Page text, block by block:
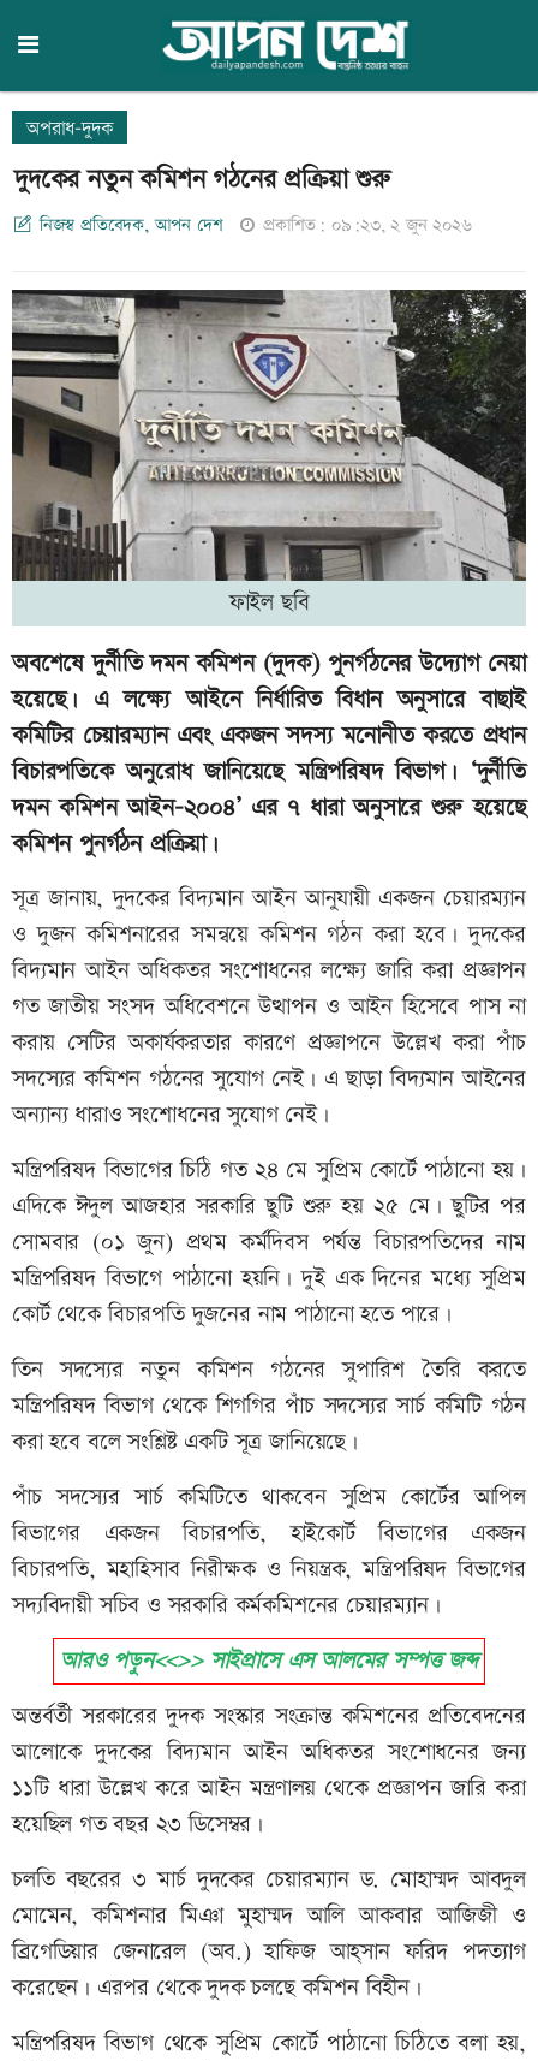
অপরাধ-দুদক
দুদকের নতুন কমিশন গঠনের প্রক্রিয়া শুরু
নিজস্ব প্রতিবেদক, আপন দেশ প্রকাশিত: ০৯:২৩, ২ জুন ২০২৬
ফাইল ছবি
অবশেষে দুর্নীতি দমন কমিশন (দুদক) পুনর্গঠনের উদ্যোগ নেয়া
হয়েছে। এ লক্ষ্যে আইনে নির্ধারিত বিধান অনুসারে বাছাই
কমিটির চেয়ারম্যান এবং একজন সদস্য মনোনীত করতে প্রধান
বিচারপতিকে অনুরোধ জানিয়েছে মন্ত্রিপরিষদ বিভাগ। ‘দুর্নীতি
দমন কমিশন আইন-২০০৪’ এর ৭ ধারা অনুসারে শুরু হয়েছে
কমিশন পুনর্গঠন প্রক্রিয়া।
সূত্র জানায়, দুদকের বিদ্যমান আইন আনুযায়ী একজন চেয়ারম্যান
ও দুজন কমিশনারের সমন্বয়ে কমিশন গঠন করা হবে। দুদকের
বিদ্যমান আইন অধিকতর সংশোধনের লক্ষ্যে জারি করা প্রজ্ঞাপন
গত জাতীয় সংসদ অধিবেশনে উত্থাপন ও আইন হিসেবে পাস না
করায় সেটির অকার্যকরতার কারণে প্রজ্ঞাপনে উল্লেখ করা পাঁচ
সদস্যের কমিশন গঠনের সুযোগ নেই। এ ছাড়া বিদ্যমান আইনের
অন্যান্য ধারাও সংশোধনের সুযোগ নেই।
মন্ত্রিপরিষদ বিভাগের চিঠি গত ২৪ মে সুপ্রিম কোর্টে পাঠানো হয়।
এদিকে ঈদুল আজহার সরকারি ছুটি শুরু হয় ২৫ মে। ছুটির পর
সোমবার (০১ জুন) প্রথম কর্মদিবস পর্যন্ত বিচারপতিদের নাম
মন্ত্রিপরিষদ বিভাগে পাঠানো হয়নি। দুই এক দিনের মধ্যে সুপ্রিম
কোর্ট থেকে বিচারপতি দুজনের নাম পাঠানো হতে পারে।
তিন সদস্যের নতুন কমিশন গঠনের সুপারিশ তৈরি করতে
মন্ত্রিপরিষদ বিভাগ থেকে শিগগির পাঁচ সদস্যের সার্চ কমিটি গঠন
করা হবে বলে সংশ্লিষ্ট একটি সূত্র জানিয়েছে।
পাঁচ সদস্যের সার্চ কমিটিতে থাকবেন সুপ্রিম কোর্টের আপিল
বিভাগের একজন বিচারপতি, হাইকোর্ট বিভাগের একজন
বিচারপতি, মহাহিসাব নিরীক্ষক ও নিয়ন্ত্রক, মন্ত্রিপরিষদ বিভাগের
সদ্যবিদায়ী সচিব ও সরকারি কর্মকমিশনের চেয়ারম্যান।
আরও পড়ুন<<>> সাইপ্রাসে এস আলমের সম্পত্ত জব্দ
অন্তর্বর্তী সরকারের দুদক সংস্কার সংক্রান্ত কমিশনের প্রতিবেদনের
আলোকে দুদকের বিদ্যমান আইন অধিকতর সংশোধনের জন্য
১১টি ধারা উল্লেখ করে আইন মন্ত্রণালয় থেকে প্রজ্ঞাপন জারি করা
হয়েছিল গত বছর ২৩ ডিসেম্বর।
চলতি বছরের ৩ মার্চ দুদকের চেয়ারম্যান ড. মোহাম্মদ আবদুল
মোমেন, কমিশনার মিঞা মুহাম্মদ আলি আকবার আজিজী ও
ব্রিগেডিয়ার জেনারেল (অব.) হাফিজ আহ্সান ফরিদ পদত্যাগ
করেছেন। এরপর থেকে দুদক চলছে কমিশন বিহীন।
মন্ত্রিপরিষদ বিভাগ থেকে সুপ্রিম কোর্টে পাঠানো চিঠিতে বলা হয়,